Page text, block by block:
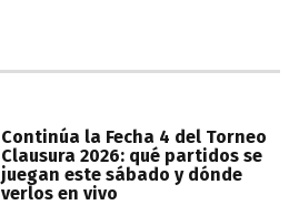
Continúa la Fecha 4 del Torneo
Clausura 2026: qué partidos se
juegan este sábado y dónde
verlos en vivo